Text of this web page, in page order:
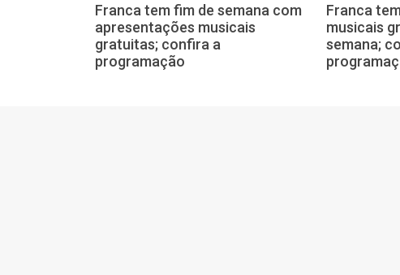
Franca tem fim de semana com
apresentações musicais
gratuitas; confira a
programação
Franca
musicais
semana;